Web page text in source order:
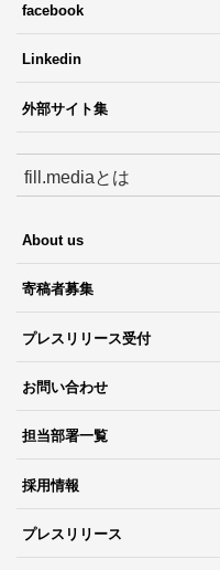
facebook
Linkedin
外部サイト集
fill.mediaとは
About us
寄稿者募集
プレスリリース受付
お問い合わせ
担当部署一覧
採用情報
プレスリリース